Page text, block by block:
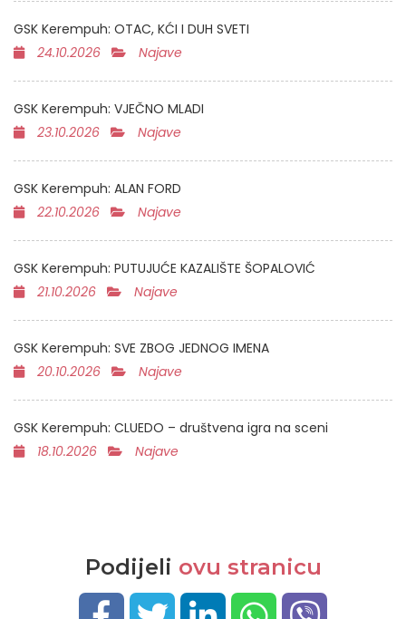
GSK Kerempuh: OTAC, KĆI I DUH SVETI
24.10.2026
Najave
GSK Kerempuh: VJEČNO MLADI
23.10.2026
Najave
GSK Kerempuh: ALAN FORD
22.10.2026
Najave
GSK Kerempuh: PUTUJUĆE KAZALIŠTE ŠOPALOVIĆ
21.10.2026
Najave
GSK Kerempuh: SVE ZBOG JEDNOG IMENA
20.10.2026
Najave
GSK Kerempuh: CLUEDO – društvena igra na sceni
18.10.2026
Najave
Podijeli ovu stranicu